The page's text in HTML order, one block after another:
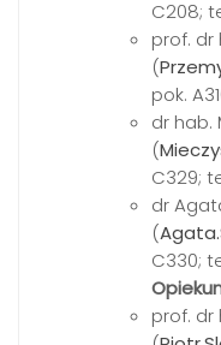
C208;
prof. dr
(
pok.
dr hab.
(
C329;
dr
(
C330;
prof. dr